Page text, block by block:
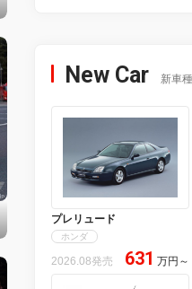
New Car 新車
プレリュード
ホンダ
2026.08発売 631 万円 ～